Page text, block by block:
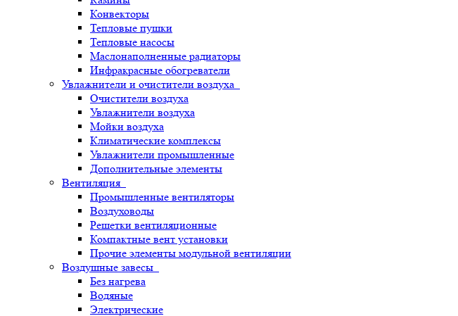
Конвекторы
Тепловые пушки
Тепловые насосы
Маслонаполненные радиаторы
Инфракрасные обогреватели
Увлажнители и очистители воздуха
Очистители воздуха
Увлажнители воздуха
Мойки воздуха
Климатические комплексы
Увлажнители промышленные
Дополнительные элементы
Вентиляция
Промышленные вентиляторы
Воздуховоды
Решетки вентиляционные
Компактные вент установки
Прочие элементы модульной вентиляции
Воздушные завесы
Без нагрева
Водяные
Электрические